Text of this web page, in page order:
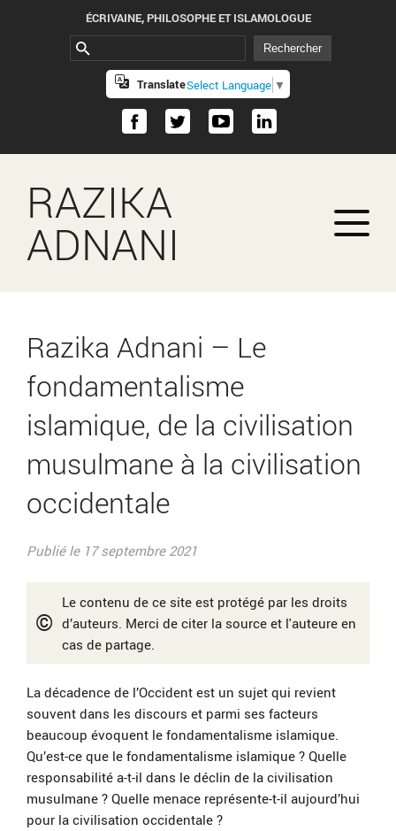
ÉCRIVAINE, PHILOSOPHE ET ISLAMOLOGUE
TranslateSelect Language ▼
RAZIKA
ADNANI
Razika Adnani – Le
fondamentalisme
islamique, de la civilisation
musulmane à la civilisation
occidentale
Publié le 17 septembre 2021
©
Le contenu de ce site est protégé par les droits
d’auteurs. Merci de citer la source et l'auteure en
cas de partage.
La décadence de l’Occident est un sujet qui revient
souvent dans les discours et parmi ses facteurs
beaucoup évoquent le fondamentalisme islamique.
Qu’est-ce que le fondamentalisme islamique ? Quelle
responsabilité a-t-il dans le déclin de la civilisation
musulmane ? Quelle menace représente-t-il aujourd’hui
pour la civilisation occidentale ?